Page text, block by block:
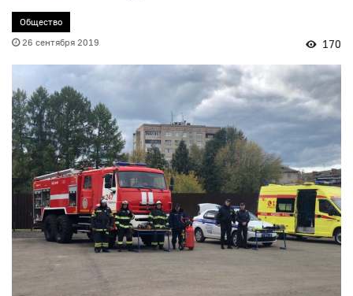
Общество
26 сентября 2019
170